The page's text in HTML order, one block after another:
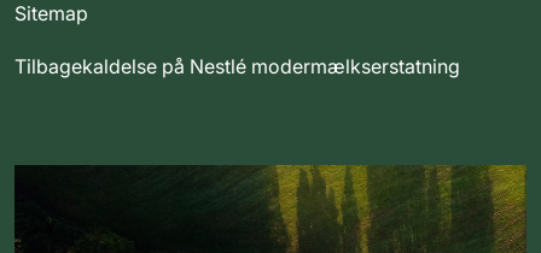
Sitemap
Tilbagekaldelse på Nestlé modermælkserstatning